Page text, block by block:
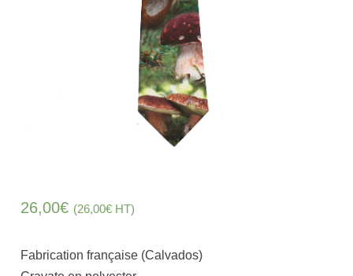
26,00€ (26,00€ HT)
Fabrication française (Calvados)